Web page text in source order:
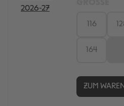
116
164
ZUM